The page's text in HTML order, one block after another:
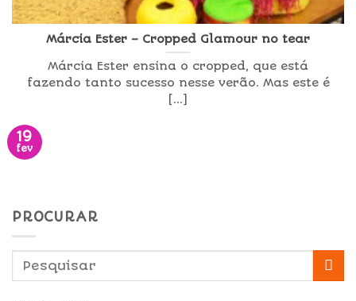
Márcia Ester – Cropped Glamour no tear
Márcia Ester ensina o cropped, que está
fazendo tanto sucesso nesse verão. Mas este é
[...]
19
fev
PROCURAR